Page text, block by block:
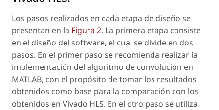
Los pasos realizados en cada etapa de diseño se
presentan en la Figura 2. La primera etapa consiste
en el diseño del software, el cual se divide en dos
pasos. En el primer paso se recomienda realizar la
implementación del algoritmo de convolución en
MATLAB, con el propósito de tomar los resultados
obtenidos como base para la comparación con los
obtenidos en Vivado HLS. En el otro paso se utiliza